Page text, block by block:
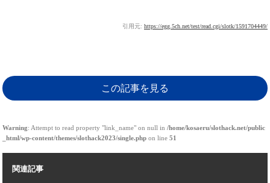
引用元: https://egg.5ch.net/test/read.cgi/slotk/1591704449/
この記事を見る
Warning: Attempt to read property "link_name" on null in /home/kosaeru/slothack.net/public
_html/wp-content/themes/slothack2023/single.php on line 51
関連記事